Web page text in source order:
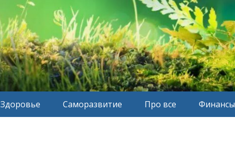
Здоровье Саморазвитие Про все Финансы